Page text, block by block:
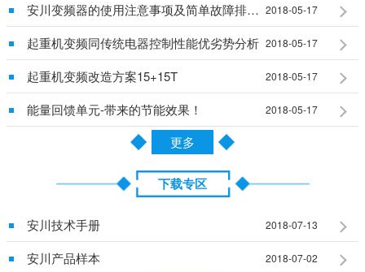
安川变频器的使用注意事项及简单故障排除说明 2018-05-17
起重机变频同传统电器控制性能优劣势分析 2018-05-17
起重机变频改造方案15+15T 2018-05-17
能量回馈单元-带来的节能效果！ 2018-05-17
更多
下载专区
安川技术手册 2018-07-13
安川产品样本 2018-07-02